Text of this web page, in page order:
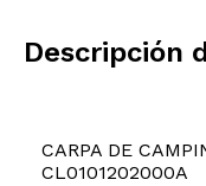
Descripción
CARPA DE
CL0101202000A